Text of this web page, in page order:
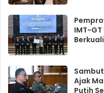
IMT-
Sambut
Ajak
Putih